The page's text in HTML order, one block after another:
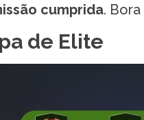
cumprida.
de Elite